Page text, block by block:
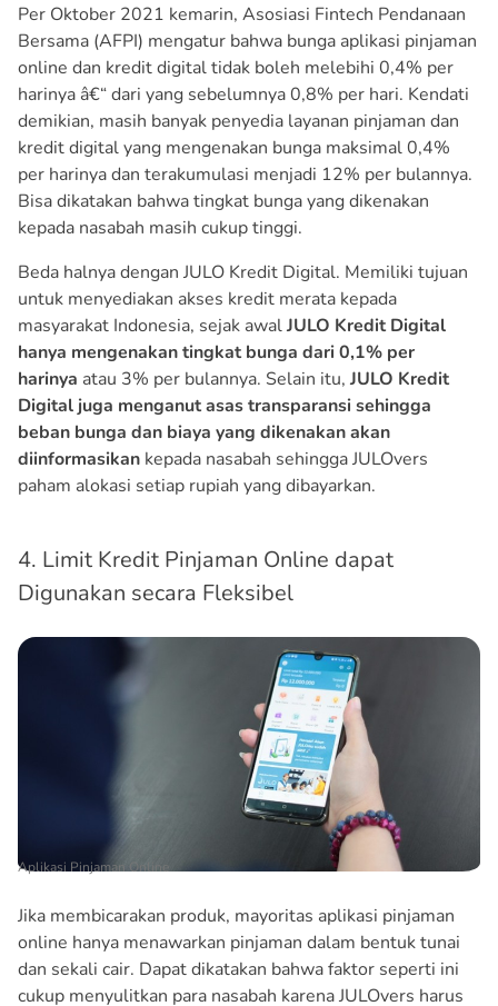
Per Oktober 2021 kemarin, Asosiasi Fintech Pendanaan
Bersama (AFPI) mengatur bahwa bunga aplikasi pinjaman
online dan kredit digital tidak boleh melebihi 0,4% per
harinya â€“ dari yang sebelumnya 0,8% per hari. Kendati
demikian, masih banyak penyedia layanan pinjaman dan
kredit digital yang mengenakan bunga maksimal 0,4%
per harinya dan terakumulasi menjadi 12% per bulannya.
Bisa dikatakan bahwa tingkat bunga yang dikenakan
kepada nasabah masih cukup tinggi.
Beda halnya dengan JULO Kredit Digital. Memiliki tujuan
untuk menyediakan akses kredit merata kepada
masyarakat Indonesia, sejak awalJULO Kredit Digital
hanya mengenakan tingkat bunga dari 0,1% per
harinya atau 3% per bulannya. Selain itu, JULO Kredit
Digital juga menganut asas transparansi sehingga
beban bunga dan biaya yang dikenakan akan
diinformasikan kepada nasabah sehingga JULOvers
paham alokasi setiap rupiah yang dibayarkan.
4. Limit Kredit Pinjaman Online dapat
Digunakan secara Fleksibel
Aplikasi Pinjaman Online
Jika membicarakan produk, mayoritas aplikasi pinjaman
online hanya menawarkan pinjaman dalam bentuk tunai
dan sekali cair. Dapat dikatakan bahwa faktor seperti ini
cukup menyulitkan para nasabah karena JULOvers harus